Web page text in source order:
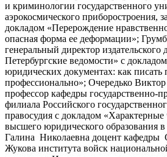
и криминологии государственного
аэрокосмического
докладом «Перерождение
опасная форма ее деформации»;
генеральный директор издательского
Петербургские ведомости» с
юридических документах: как писать
профессионально»; Очередько
профессор кафедры государственно-
филиала Российского
правосудия с докладом
высшего юридического образования
Галина Николаевна доцент кафедры
Жукова института войск